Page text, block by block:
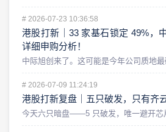
# 2026-07-23 10:36:58
港股打新｜33 家基石锁定 49%，
详细申购分析！
# 2026-07-09 11:24:19
港股打新复盘｜五只破发，只有齐
今天六只暗盘——5 只破发，唯一避开芯